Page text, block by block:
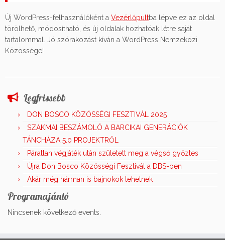
Új WordPress-felhasználóként a Vezérlőpultba lépve ez az oldal
törölhető, módosítható, és új oldalak hozhatóak létre saját
tartalommal. Jó szórakozást kíván a WordPress Nemzeközi
Közössége!
Legfrissebb
DON BOSCO KÖZÖSSÉGI FESZTIVÁL 2025
SZAKMAI BESZÁMOLÓ A BARCIKAI GENERÁCIÓK
TÁNCHÁZA 5.0 PROJEKTRŐL
Páratlan végjáték után született meg a végső győztes
Újra Don Bosco Közösségi Fesztivál a DBS-ben
Akár még hárman is bajnokok lehetnek
Programajánló
Nincsenek következő events.